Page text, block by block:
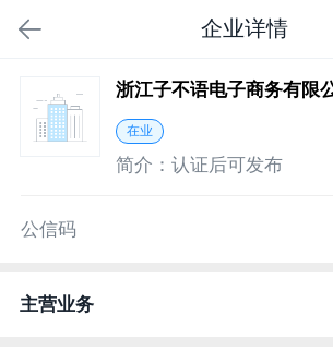
企业详情
浙江子不语电子商务有限
在业
简介： 认证后可发布
公信码
主营业务